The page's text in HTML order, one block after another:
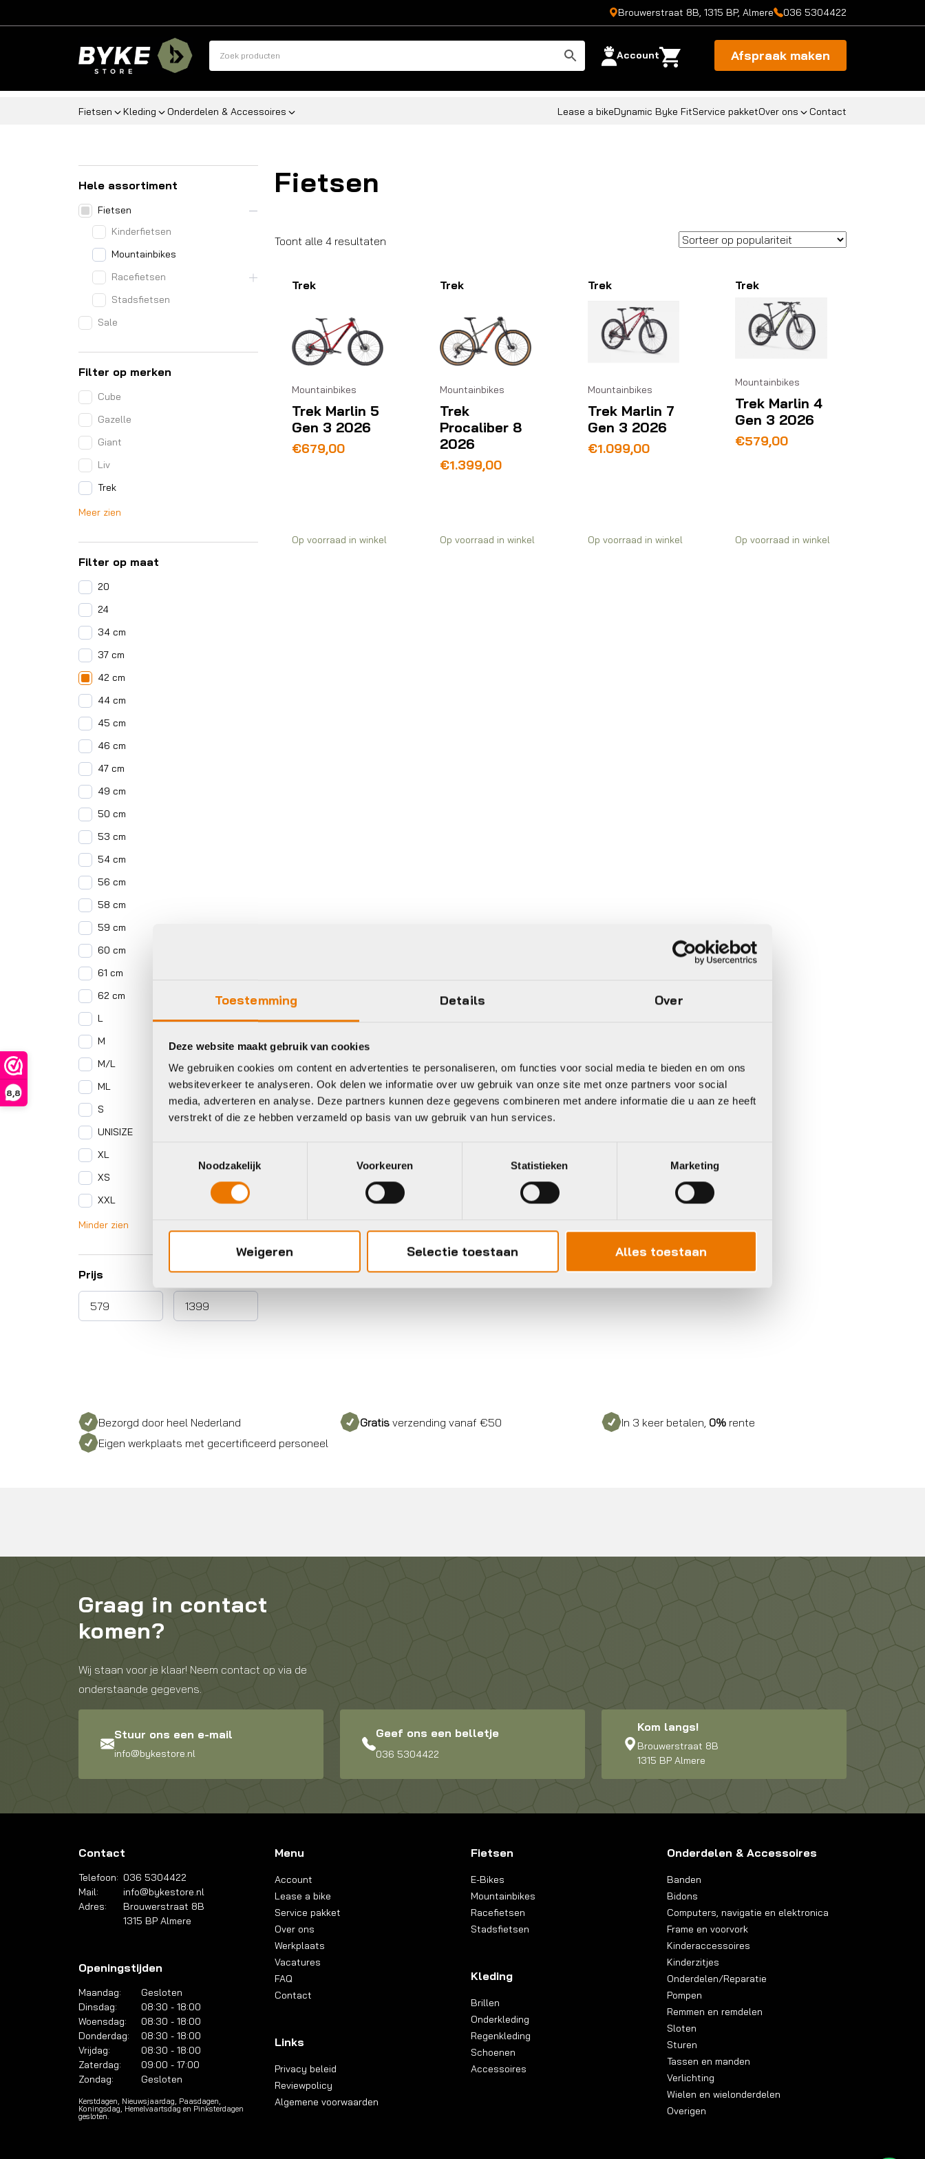
Toestemming Details Over
Deze website maakt gebruik van cookies
We gebruiken cookies om content en advertenties te personaliseren, om functies voor social media te bieden en om ons
websiteverkeer te analyseren. Ook delen we informatie over uw gebruik van onze site met onze partners voor social
media, adverteren en analyse. Deze partners kunnen deze gegevens combineren met andere informatie die u aan ze heeft
verstrekt of die ze hebben verzameld op basis van uw gebruik van hun services.
Noodzakelijk
Voorkeuren Statistieken Marketing
Weigeren Selectie toestaan Alles toestaan
8,8
Brouwerstraat 8B, 1315 BP, Almere 036 5304422
Account Afspraak maken
Fietsen Kleding Onderdelen & Accessoires Lease a bikeDynamic Byke FitService pakketOver ons Contact
Hele assortiment
Fietsen
Kinderfietsen
Mountainbikes
Racefietsen
Stadsfietsen
Sale
Filter op merken
Cube
Gazelle
Giant
Liv
Trek
Meer zien
Filter op maat
20
24
34 cm
37 cm
42 cm
44 cm
45 cm
46 cm
47 cm
49 cm
50 cm
53 cm
54 cm
56 cm
58 cm
59 cm
60 cm
61 cm
62 cm
L
M
M/L
ML
S
UNISIZE
XL
XS
XXL
Minder zien
Prijs
Fietsen
Toont alle 4 resultaten
populariteit
Trek
Mountainbikes
Trek Marlin 5
Gen 3 2026
€679,00
Op voorraad in winkel
Trek
Mountainbikes
Trek
Procaliber 8
2026
€1.399,00
Op voorraad in winkel
Trek
Mountainbikes
Trek Marlin 7
Gen 3 2026
€1.099,00
Op voorraad in winkel
Trek
Mountainbikes
Trek Marlin 4
Gen 3 2026
€579,00
Op voorraad in winkel
Bezorgd door heel Nederland Gratis verzending vanaf €50 In 3 keer betalen, 0% rente
Eigen werkplaats met gecertificeerd personeel
Graag in contact
komen?
Wij staan voor je klaar! Neem contact op via de
onderstaande gegevens.
Stuur ons een e-mail
info@bykestore.nl
Geef ons een belletje
036 5304422
Kom langs!
Brouwerstraat 8B
1315 BP Almere
Contact
Telefoon: 036 5304422
Mail:
info@bykestore.nl
Adres:
Brouwerstraat 8B
1315 BP Almere
Openingstijden
Maandag:
Gesloten
Dinsdag:
08:30 - 18:00
Woensdag:
08:30 - 18:00
Donderdag:
08:30 - 18:00
Vrijdag:
08:30 - 18:00
Zaterdag:
09:00 - 17:00
Zondag:
Gesloten
Kerstdagen, Nieuwsjaardag, Paasdagen,
Koningsdag, Hemelvaartsdag en Pinksterdagen
gesloten.
Menu
Account
Lease a bike
Service pakket
Over ons
Werkplaats
Vacatures
FAQ
Contact
Links
Privacy beleid
Reviewpolicy
Algemene voorwaarden
Fietsen
E-Bikes
Mountainbikes
Racefietsen
Stadsfietsen
Kleding
Brillen
Onderkleding
Regenkleding
Schoenen
Accessoires
Onderdelen & Accessoires
Banden
Bidons
Computers, navigatie en elektronica
Frame en voorvork
Kinderaccessoires
Kinderzitjes
Onderdelen/Reparatie
Pompen
Remmen en remdelen
Sloten
Sturen
Tassen en manden
Verlichting
Wielen en wielonderdelen
Overigen